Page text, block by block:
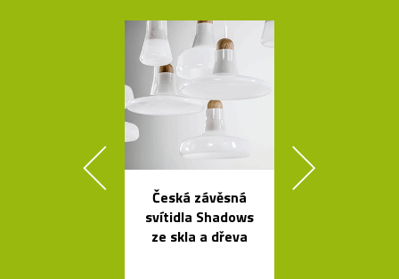
Česká závěsná
svítidla Shadows
ze skla a dřeva